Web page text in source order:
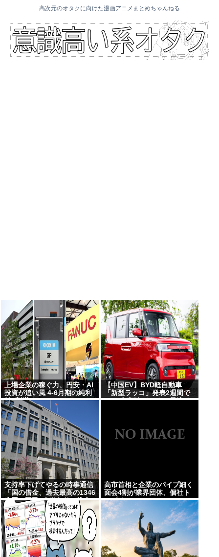
高次元のオタクに向けた漫画アニメまとめちゃんねる
上場企業の稼ぐ力、円安・AI
投資が追い風 4-6月期の純利
益7割増
【中国EV】BYD軽自動車
「新型ラッコ」発表2週間で
1000台突破 メーカー最速ペ
支持率下げてやるの時事通信
「国の借金、過去最高の1346
兆円。国民1人当たりの借金
は約1095万円に」
高市首相と企業のパイプ細く
面会4割が業界団体、個社ト
ップは9%